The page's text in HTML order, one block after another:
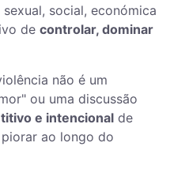
social, económica
de controlar, dominar
não é um
ou uma discussão
e intencional de
ao longo do